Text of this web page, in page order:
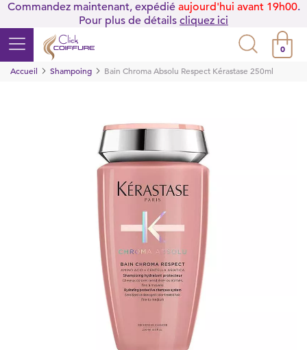
Commandez maintenant, expédié aujourd'hui avant 19h00.
Pour plus de détails cliquez ici
0
Accueil
Shampoing Bain Chroma Absolu Respect Kérastase 250ml